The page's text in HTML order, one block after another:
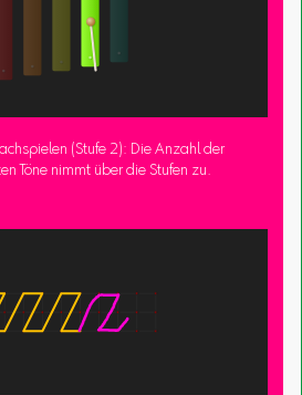
(Stufe 2): Die Anzahl der
Töne nimmt über die Stufen zu.